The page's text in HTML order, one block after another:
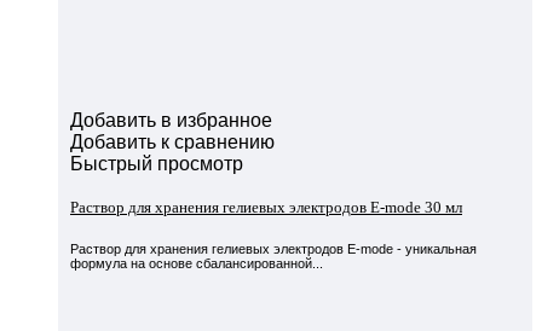
Добавить в избранное
Добавить к сравнению
Быстрый просмотр
Раствор для хранения гелиевых электродов E-mode 30 мл
Раствор для хранения гелиевых электродов E-mode - уникальная
формула на основе сбалансированной...